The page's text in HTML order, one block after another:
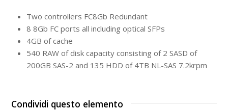
Two controllers FC8Gb Redundant
8 8Gb FC ports all including optical SFPs
4GB of cache
540 RAW of disk capacity consisting of 2 SASD of
200GB SAS-2 and 135 HDD of 4TB NL-SAS 7.2krpm
Condividi questo elemento